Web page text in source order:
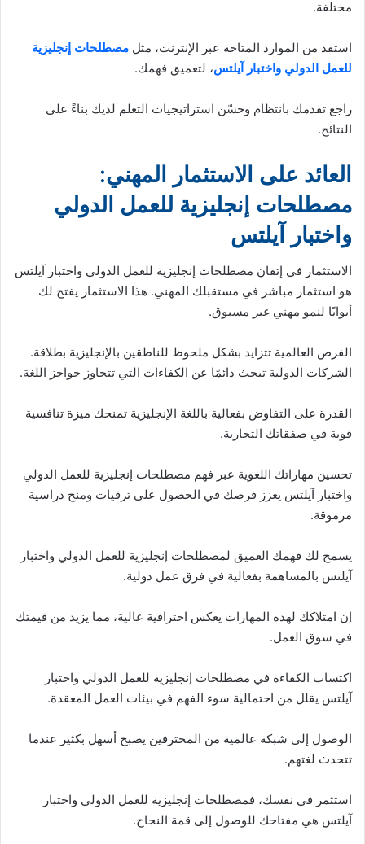
مختلفة.
استفد من الموارد المتاحة عبر الإنترنت، مثل مصطلحات إنجليزية
للعمل الدولي واختبار آيلتس، لتعميق فهمك.
راجع تقدمك بانتظام وحسّن استراتيجيات التعلم لديك بناءً على
النتائج.
العائد على الاستثمار المهني:
مصطلحات إنجليزية للعمل الدولي
واختبار آيلتس
الاستثمار في إتقان مصطلحات إنجليزية للعمل الدولي واختبار آيلتس
هو استثمار مباشر في مستقبلك المهني. هذا الاستثمار يفتح لك
أبوابًا لنمو مهني غير مسبوق.
الفرص العالمية تتزايد بشكل ملحوظ للناطقين بالإنجليزية بطلاقة.
الشركات الدولية تبحث دائمًا عن الكفاءات التي تتجاوز حواجز اللغة.
القدرة على التفاوض بفعالية باللغة الإنجليزية تمنحك ميزة تنافسية
قوية في صفقاتك التجارية.
تحسين مهاراتك اللغوية عبر فهم مصطلحات إنجليزية للعمل الدولي
واختبار آيلتس يعزز فرصك في الحصول على ترقيات ومنح دراسية
مرموقة.
يسمح لك فهمك العميق لمصطلحات إنجليزية للعمل الدولي واختبار
آيلتس بالمساهمة بفعالية في فرق عمل دولية.
إن امتلاكك لهذه المهارات يعكس احترافية عالية، مما يزيد من قيمتك
في سوق العمل.
اكتساب الكفاءة في مصطلحات إنجليزية للعمل الدولي واختبار
آيلتس يقلل من احتمالية سوء الفهم في بيئات العمل المعقدة.
الوصول إلى شبكة عالمية من المحترفين يصبح أسهل بكثير عندما
تتحدث لغتهم.
استثمر في نفسك، فمصطلحات إنجليزية للعمل الدولي واختبار
آيلتس هي مفتاحك للوصول إلى قمة النجاح.